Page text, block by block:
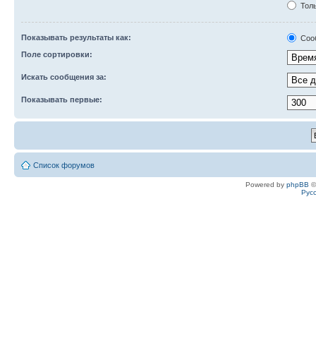
Показывать результаты как:
Поле сортировки:
Искать сообщения за:
Показывать первые:
Список форумов
Powered by phpBB